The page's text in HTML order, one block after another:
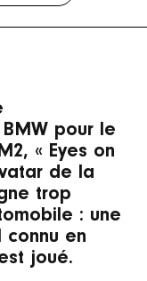
pour le
« Eyes on
de la
trop
: une
en
joué.